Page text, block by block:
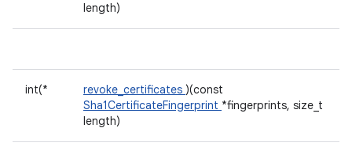
length)
int(* revoke_certificates )(const
Sha1CertificateFingerprint *fingerprints, size_t
length)